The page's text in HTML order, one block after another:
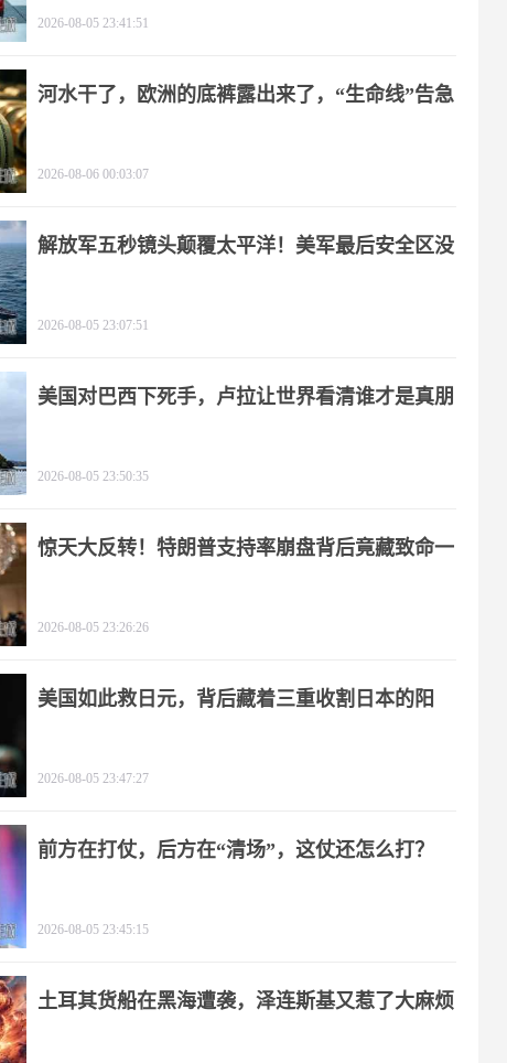
2026-08-05 23:41:51
河水干了，欧洲的底裤露出来了，“生命线”告急
2026-08-06 00:03:07
解放军五秒镜头颠覆太平洋！美军最后安全区没
2026-08-05 23:07:51
美国对巴西下死手，卢拉让世界看清谁才是真朋
2026-08-05 23:50:35
惊天大反转！特朗普支持率崩盘背后竟藏致命一
2026-08-05 23:26:26
美国如此救日元，背后藏着三重收割日本的阳
2026-08-05 23:47:27
前方在打仗，后方在“清场”，这仗还怎么打？
2026-08-05 23:45:15
土耳其货船在黑海遭袭，泽连斯基又惹了大麻烦